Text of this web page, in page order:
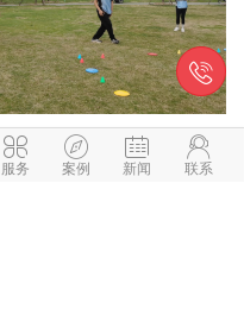
微信与项目经理沟通

服务

案例

新闻

联系
